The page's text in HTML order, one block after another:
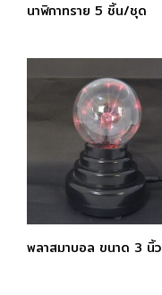
นาฬิกาทราย 5 ชิ้น/ชุด
พลาสมาบอล ขนาด 3 นิ้ว